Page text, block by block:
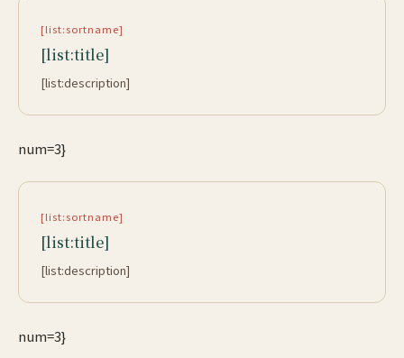
[list:sortname]
[list:title]
[list:description]
num=3}
[list:sortname]
[list:title]
[list:description]
num=3}